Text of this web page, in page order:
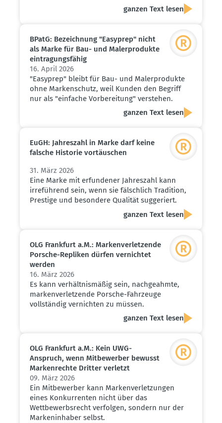
ganzen Text lesen
BPatG: Bezeichnung "Easyprep" nicht
als Marke für Bau- und Maler­pro­dukte
eintra­gungs­fähig
16. April 2026
"Easyprep" bleibt für Bau- und Malerprodukte
ohne Markenschutz, weil Kunden den Begriff
nur als "einfache Vorbereitung" verstehen.
ganzen Text lesen
EuGH: Jahreszahl in Marke darf keine
falsche Historie vortäu­schen
31. März 2026
Eine Marke mit erfundener Jahreszahl kann
irreführend sein, wenn sie fälschlich Tradition,
Prestige und besondere Qualität suggeriert.
ganzen Text lesen
OLG Frankfurt a.M.: Marken­ver­let­zende
Porsche-Repliken dürfen vernichtet
werden
16. März 2026
Es kann verhältnismäßig sein, nachgeahmte,
markenverletzende Porsche-Fahrzeuge
vollständig vernichten zu müssen.
ganzen Text lesen
OLG Frankfurt a.M.: Kein UWG-
Anspruch, wenn Mitbe­werber bewusst
Marken­rechte Dritter verletzt
09. März 2026
Ein Mitbewerber kann Markenverletzungen
eines Konkurrenten nicht über das
Wettbewerbsrecht verfolgen, sondern nur der
Markeninhaber selbst.